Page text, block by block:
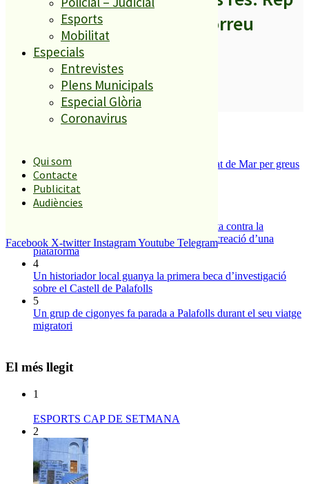
Esports
Mobilitat
Especials
Entrevistes
Plens Municipals
Especial Glòria
Coronavirus
Qui som
Contacte
Publicitat
Audiències
Facebook X-twitter InstagramYoutube Telegram
els titulars al teu correu
SUBSCRIURE’M
És tendència ara
Tanquen un local de menjar ràpid a Malgrat de Mar per greus
deficiències sanitàries
2
ESPORTS CAP DE SETMANA
Els veïns de Palafolls refermen la seva lluita contra la
benzinera del carrer Passada i preparen la creació d’una
plataforma
4
Un historiador local guanya la primera beca d’investigació
sobre el Castell de Palafolls
5
Un grup de cigonyes fa parada a Palafolls durant el seu viatge
migratori
El més llegit
1
ESPORTS CAP DE SETMANA
2